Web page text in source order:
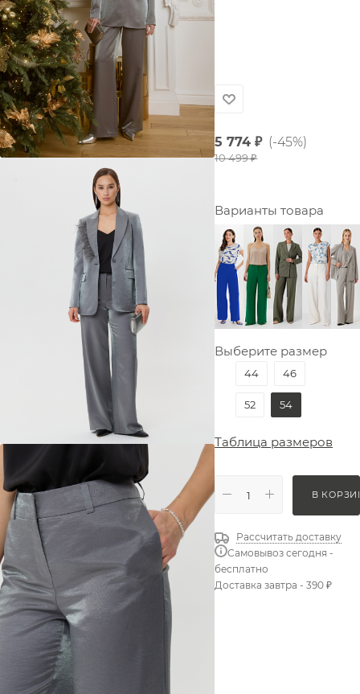
5 774 ₽ (-45%)
10 499₽
Варианты товара
Выберите размер
44 46
52 54
Таблица размеров
В
Рассчитать доставку
Самовывоз сегодня -
бесплатно
Доставка завтра - 390 ₽